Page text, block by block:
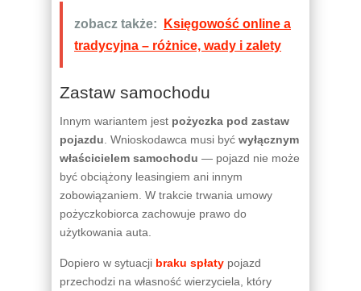
zobacz także:
Księgowość online a
tradycyjna – różnice, wady i zalety
Zastaw samochodu
Innym wariantem jest pożyczka pod zastaw
pojazdu . Wnioskodawca musi być wyłącznym
właścicielem samochodu — pojazd nie może
być obciążony leasingiem ani innym
zobowiązaniem. W trakcie trwania umowy
pożyczkobiorca zachowuje prawo do
użytkowania auta.
Dopiero w sytuacji braku spłaty pojazd
przechodzi na własność wierzyciela, który